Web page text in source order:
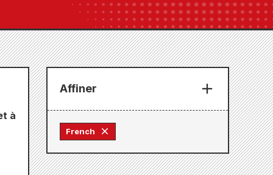
Affiner
French
à